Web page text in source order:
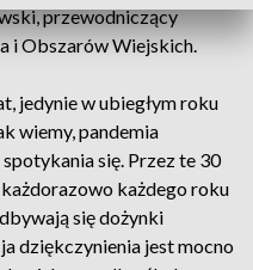
przewodniczący
i Obszarów Wiejskich.
jedynie w ubiegłym roku
wiemy, pandemia
się. Przez te 30
każdego roku
się dożynki
dziękczynienia jest mocno